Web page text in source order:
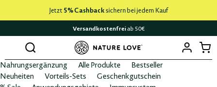
Jetzt 5% Cashback sichern bei jedem Kauf
Versandkostenfreiab 50€
Nahrungsergänzung Alle Produkte
Bestseller
Neuheiten
Vorteils-Sets
Geschenkgutschein